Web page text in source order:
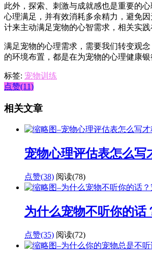
此外，探索、刺激与成就感也是重要的
心理满足，并有效消耗多余精力，避免
计来主动满足宠物的心智需求，相关实
满足宠物的心理需求，需要我们转变观
的环境布置，都是在为宠物的心理健康
标签: 宠物训练
点赞(11)
相关文章
宠物心理评估表怎么写
点赞(38) 阅读(78)
为什么宠物不听你的
点赞(35) 阅读(72)